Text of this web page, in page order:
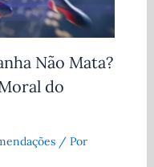
Não Mata?
do
/ Por